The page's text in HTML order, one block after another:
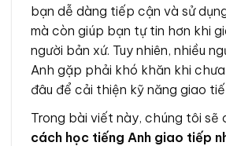
bạn dễ dàng tiếp cận và sử
mà còn giúp bạn tự tin hơn khi
người bản xứ. Tuy nhiên, nhiều
Anh gặp phải khó khăn khi
đâu để cải thiện kỹ năng giao
Trong bài viết này, chúng tôi sẽ
cách học tiếng Anh giao tiếp